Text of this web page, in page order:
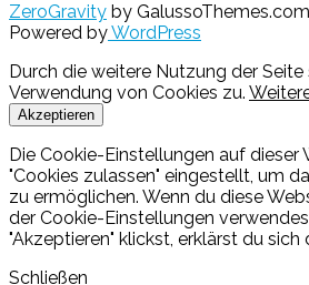
ZeroGravity by GalussoThemes.com
Powered byWordPress
Durch die weitere Nutzung der
Verwendung von Cookies zu.
Akzeptieren
Die Cookie-Einstellungen auf dieser
"Cookies zulassen" eingestellt, um
zu ermöglichen. Wenn du diese
der Cookie-Einstellungen
"Akzeptieren" klickst, erklärst du
Schließen